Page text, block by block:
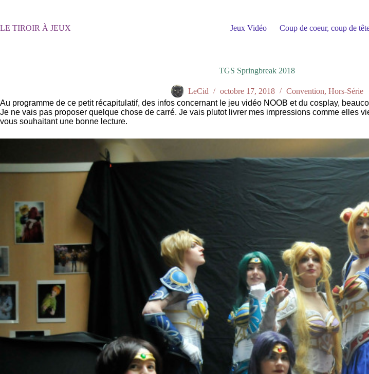
LE TIROIR À JEUX Jeux Vidéo Coup de coeur, coup de
TGS Springbreak 2018
LeCid octobre 17, 2018 Convention, Hors-Série
Au programme de ce petit récapitulatif, des infos concernant le jeu vidéo NOOB et du cosplay,
Je ne vais pas proposer quelque chose de carré. Je vais plutot livrer mes impressions comme elles
vous souhaitant une bonne lecture.